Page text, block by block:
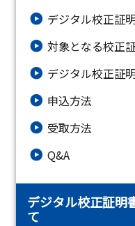
デジタル校正証
対象となる校正
デジタル校正証
申込方法
受取方法
Q&A
デジタル校正証明
て